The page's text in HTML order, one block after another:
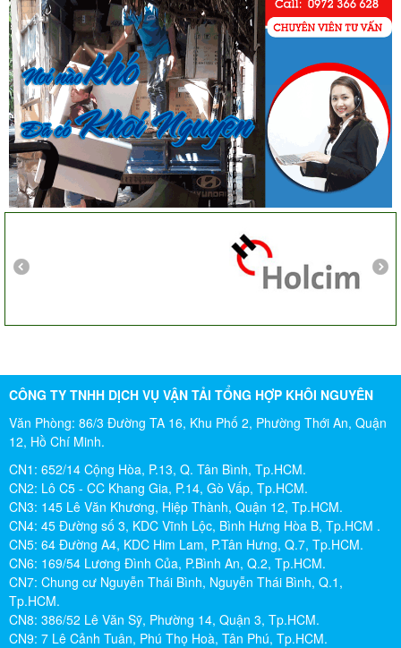
Cô Loan
57 Tây Thạnh, Tân Phú
Khảo sát nhanh, giá cả hợp lý. Nhân viên nhiệt tình. Chúc
công ty ngày càng phát triển. Cảm ơn Khôi Nguyên
Chị Tố Nhi
Tô Hiến Thành - Quận 10
CÔNG TY TNHH DỊCH VỤ VẬN TẢI TỔNG HỢP KHÔI NGUYÊN
Văn Phòng: 86/3 Đường TA 16, Khu Phố 2, Phường Thới An, Quận
12, Hồ Chí Minh.
CN1: 652/14 Cộng Hòa, P.13, Q. Tân Bình, Tp.HCM.
CN2: Lô C5 - CC Khang Gia, P.14, Gò Vấp, Tp.HCM.
CN3: 145 Lê Văn Khương, Hiệp Thành, Quận 12, Tp.HCM.
CN4: 45 Đường số 3, KDC Vĩnh Lộc, Bình Hưng Hòa B, Tp.HCM .
CN5: 64 Đường A4, KDC Him Lam, P.Tân Hưng, Q.7, Tp.HCM.
CN6: 169/54 Lương Đình Của, P.Bình An, Q.2, Tp.HCM.
CN7: Chung cư Nguyễn Thái Bình, Nguyễn Thái Bình, Q.1,
Tp.HCM.
CN8: 386/52 Lê Văn Sỹ, Phường 14, Quận 3, Tp.HCM.
CN9: 7 Lê Cảnh Tuân, Phú Thọ Hoà, Tân Phú, Tp.HCM.